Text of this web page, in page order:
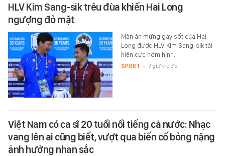
HLV Kim Sang-sik trêu đùa khiến Hai Long
ngượng đỏ mặt
Màn ăn mừng gây sốt của Hai
Long được HLV Kim Sang-sik tái
hiện cực hóm hỉnh.
SPORT - 7 giờ trước
Việt Nam có ca sĩ 20 tuổi nổi tiếng cả nước: Nhạc
vang lên ai cũng biết, vượt qua biến cố bỏng nặng
ảnh hưởng nhan sắc